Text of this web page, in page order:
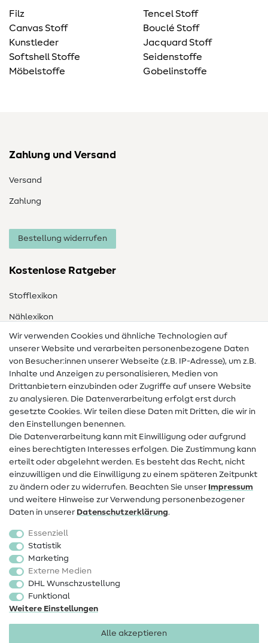
Filz
Canvas Stoff
Kunstleder
Softshell Stoffe
Möbelstoffe
Tencel Stoff
Bouclé Stoff
Jacquard Stoff
Seidenstoffe
Gobelinstoffe
Zahlung und Versand
Versand
Zahlung
Bestellung widerrufen
Kostenlose Ratgeber
Stofflexikon
Nählexikon
Nähanleitungen
Hilfe & Kontakt
Kontakt
Infos zum Betreiberwechsel
Widerrufsrecht
Beliebt
Stoffe
Sale
Schnittmuster
Wir verwenden Cookies und ähnliche Technologien auf
unserer Website und verarbeiten personenbezogene Daten
von Besucher:innen unserer Webseite (z.B. IP-Adresse), um z.B.
Inhalte und Anzeigen zu personalisieren, Medien von
Drittanbietern einzubinden oder Zugriffe auf unsere Website
zu analysieren. Die Datenverarbeitung erfolgt erst durch
gesetzte Cookies. Wir teilen diese Daten mit Dritten, die wir in
den Einstellungen benennen.
Die Datenverarbeitung kann mit Einwilligung oder aufgrund
eines berechtigten Interesses erfolgen. Die Zustimmung kann
erteilt oder abgelehnt werden. Es besteht das Recht, nicht
einzuwilligen und die Einwilligung zu einem späteren Zeitpunkt
zu ändern oder zu widerrufen. Beachten Sie unser Impressum
und weitere Hinweise zur Verwendung personenbezogener
Daten in unserer Daten­schutz­erklärung.
Essenziell
Statistik
Marketing
Externe Medien
DHL Wunschzustellung
Funktional
Weitere Einstellungen
Alle akzeptieren